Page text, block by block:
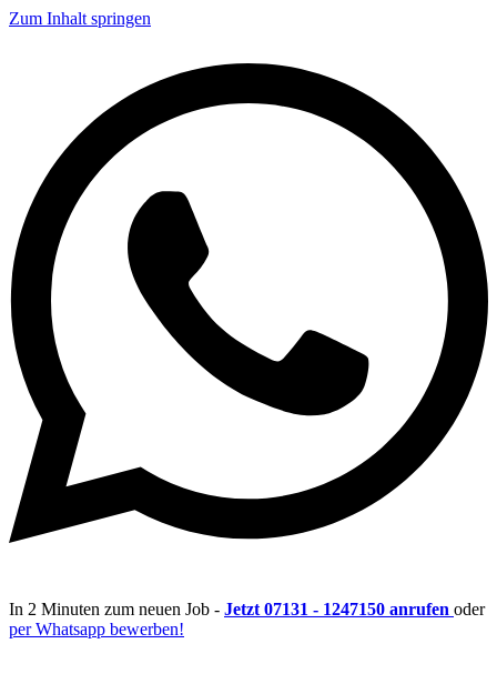
Zum Inhalt springen
In 2 Minuten zum neuen Job - Jetzt 07131 - 1247150 anrufen oder
per Whatsapp bewerben!